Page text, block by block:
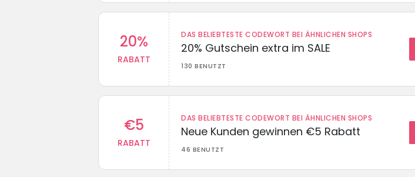
20%
RABATT
DAS BELIEBTESTE CODEWORT BEI ÄHNLICHEN SHOPS
20% Gutschein extra im SALE
130 BENUTZT
€5
RABATT
DAS BELIEBTESTE CODEWORT BEI ÄHNLICHEN SHOPS
Neue Kunden gewinnen €5 Rabatt
46 BENUTZT